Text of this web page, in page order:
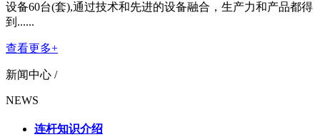
设备60台(套),通过技术和先进的设备融合，生产力和产品都得
到......
查看更多+
新闻中心 /
NEWS
连杆知识介绍